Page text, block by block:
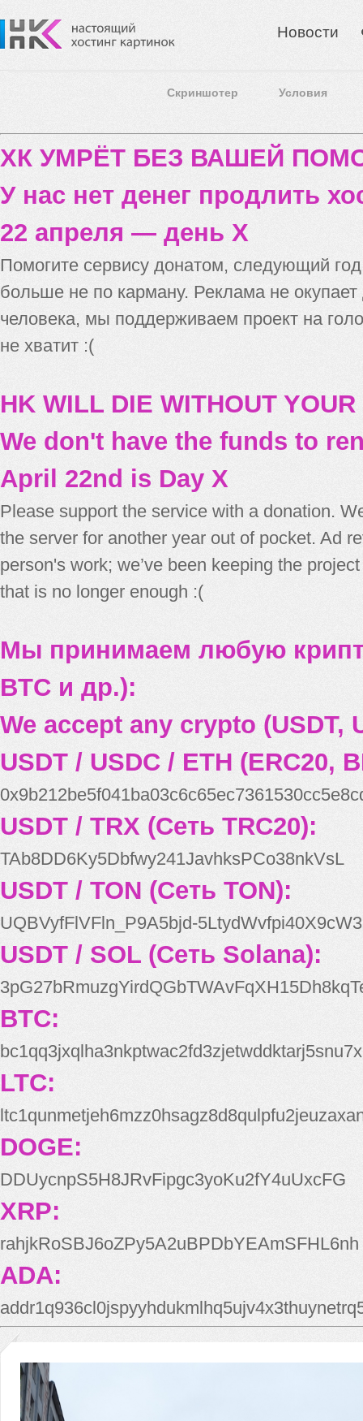
Новости
Скриншотер Условия
ХК УМРЁТ БЕЗ ВАШЕЙ
У нас нет денег продлить
22 апреля — день X
Помогите сервису донатом, следующий
больше не по карману. Реклама не
человека, мы поддерживаем проект на
не хватит :(
HK WILL DIE WITHOUT
We don't have the funds to
April 22nd is Day X
Please support the service with a donation.
the server for another year out of pocket. Ad
person's work; we’ve been keeping the
that is no longer enough :(
Мы принимаем любую
BTC и др.):
We accept any crypto (USDT,
USDT / USDC / ETH (ERC20,
USDT / TRX (Сеть TRC20):
TAb8DD6Ky5Dbfwy241JavhksPCo38nkVsL
USDT / TON (Сеть TON):
UQBVyfFlVFln_P9A5bjd-
USDT / SOL (Сеть Solana):
BTC:
bc1qq3jxqlha3nkptwac2fd3zjetwddktarj5snu7x
LTC:
DOGE:
DDUycnpS5H8JRvFipgc3yoKu2fY4uUxcFG
XRP:
rahjkRoSBJ6oZPy5A2uBPDbYEAmSFHL6nh
ADA: